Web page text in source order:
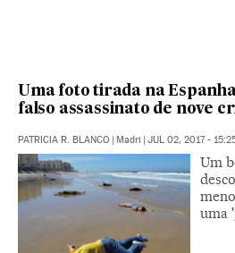
Uma foto tirada na
falso assassinato de nove
PATRICIA R. BLANCO | Madri | JUL 02, 2017 -
Um
uma